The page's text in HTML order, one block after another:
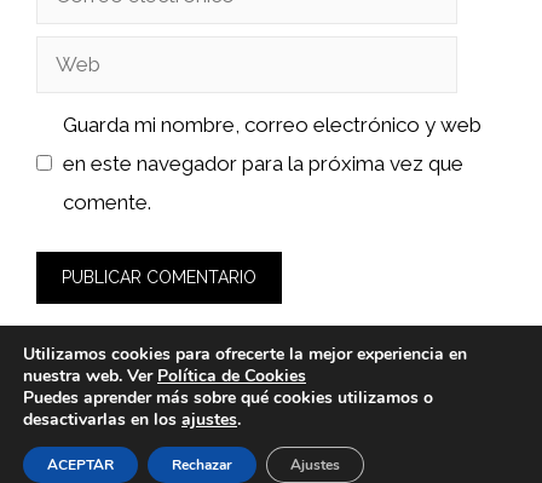
Web
Guarda mi nombre, correo electrónico y web
en este navegador para la próxima vez que
comente.
© 2026 fashionlawinstitute.es -
Aviso Legal
Política de cookies
Utilizamos cookies para ofrecerte la mejor experiencia en
nuestra web. Ver Política de Cookies
Puedes aprender más sobre qué cookies utilizamos o
desactivarlas en los ajustes.
ACEPTAR Rechazar Ajustes